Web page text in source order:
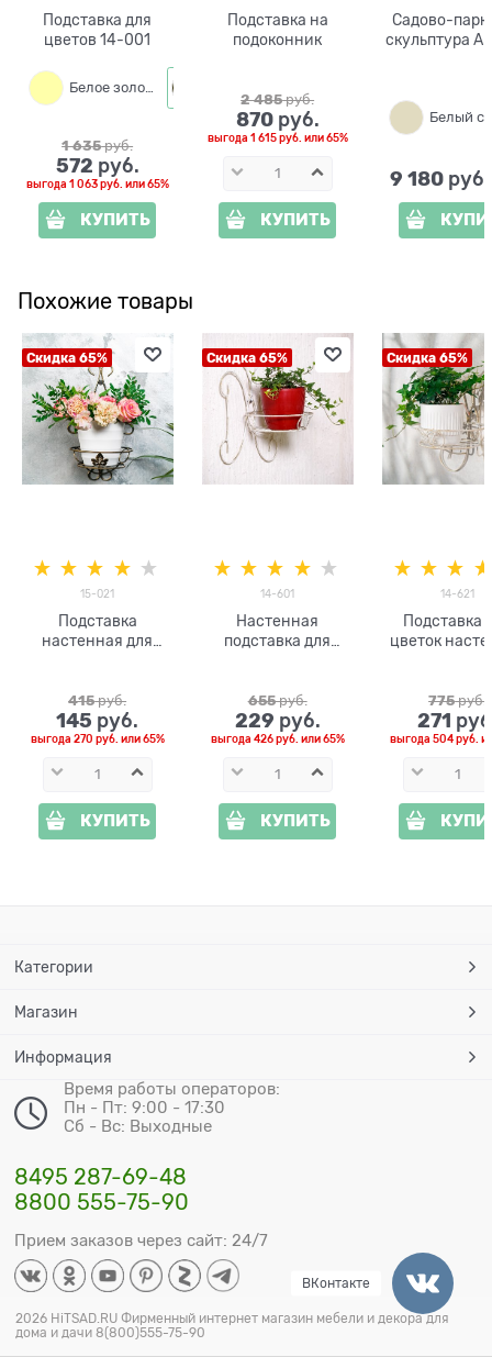
Подставка для
цветов 14-001
Белое золото
1 635 руб.
572 руб.
выгода 1 063 руб. или65%
КУПИТЬ
Подставка на
подоконник
2 485 руб.
870 руб.
выгода 1 615 руб. или65%
КУПИТЬ
Садово-
скульптура
9 180
Похожие товары
Скидка 65%
15-021
Подставка
настенная для
415 руб.
145 руб.
выгода 270 руб. или65%
КУПИТЬ
Скидка 65%
14-601
Настенная
подставка для
655 руб.
229 руб.
выгода 426 руб. или65%
КУПИТЬ
Скидка 65%
14-621
Подставка
цветок
775 руб.
271
выгода504 руб.
Категории
Магазин
Информация
Время работы операторов:
Пн - Пт: 9:00 - 17:30
Сб - Вс: Выходные
8495 287-69-48
8800 555-75-90
Прием заказов через сайт: 24/7
2026 HiTSAD.RU Фирменный интернет магазин мебели и декора для
дома и дачи 8(800)555-75-90
ВКонтакте